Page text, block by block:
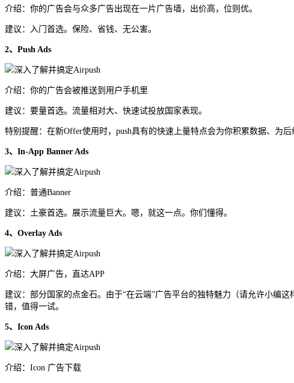
介绍：你的广告会与众多广告出现在一片广告墙，出价高，位则优。
建议：入门首选。保险、省钱、无公害。
2、Push Ads
介绍：你的广告会被推送到用户手机里
建议：要量首选。流量相对大、快速试投放国家表现。
特别提醒：在新Offer使用时，push具有的快速上量特点会为你积累数据、为后
3、In-App Banner Ads
介绍：普通Banner
建议：土豪首选。展示流量巨大。嗯，就这一点。你们懂得。
4、Overlay Ads
介绍：大屏广告，直达APP
建议：部分国家的点金石。由于“在云端”广告平台的独特魅力（请允许小编
错，值得一试。
5、Icon Ads
介绍：Icon 广告下载